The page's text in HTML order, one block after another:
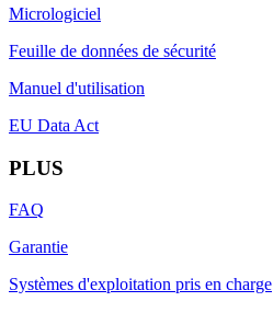
Micrologiciel
Feuille de données de sécurité
Manuel d'utilisation
EU Data Act
PLUS
FAQ
Garantie
Systèmes d'exploitation pris en charge